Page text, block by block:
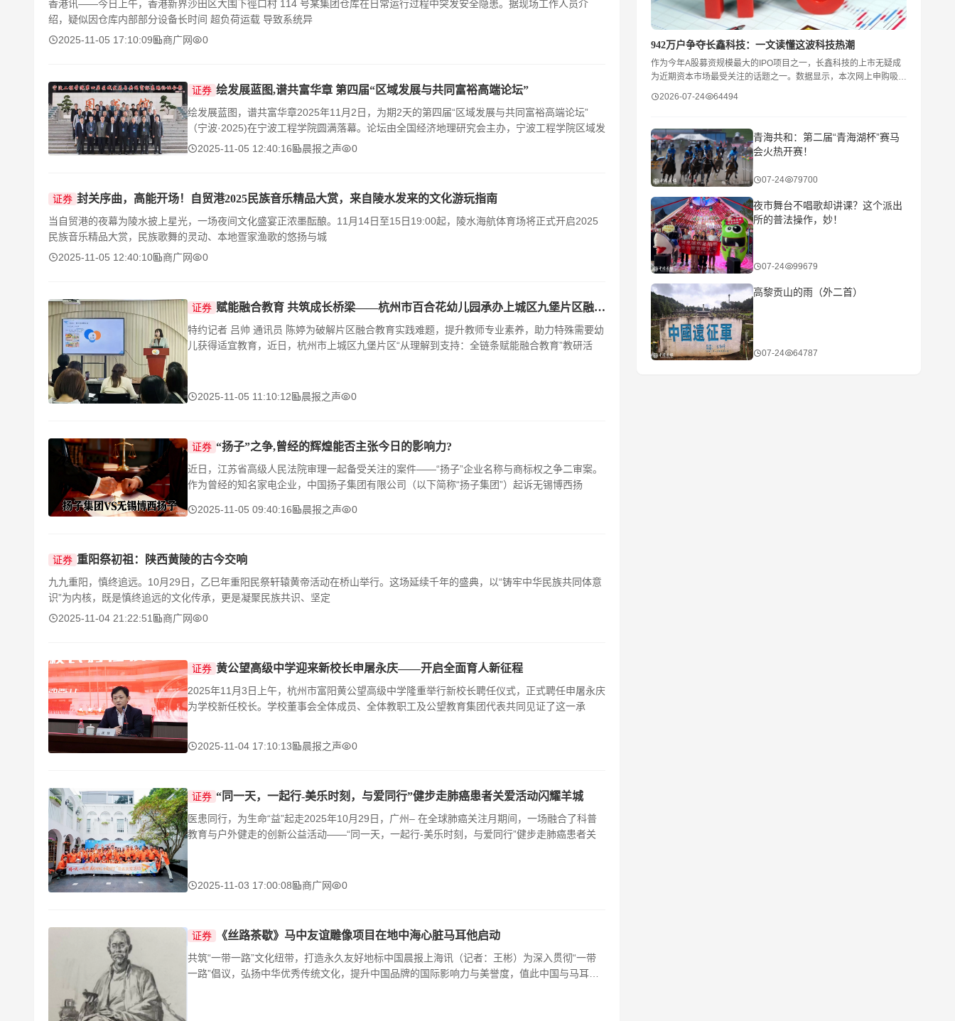
香港讯——今日上午，香港新界沙田区大围下徑口村 114 号某集团仓库在日常运行过程中突发安全隐患。据现场工作人员介
绍，疑似因仓库内部部分设备长时间 超负荷运载 导致系统异
2025-11-05 17:10:09
商广网 0
证券 绘发展蓝图,谱共富华章 第四届“区域发展与共同富裕高端论坛”
绘发展蓝图，谱共富华章2025年11月2日，为期2天的第四届“区域发展与共同富裕高端论坛”
（宁波·2025)在宁波工程学院圆满落幕。论坛由全国经济地理研究会主办，宁波工程学院区域发
2025-11-05 12:40:16
晨报之声 0
证券 封关序曲，高能开场！自贸港2025民族音乐精品大赏，来自陵水发来的文化游玩指南
当自贸港的夜幕为陵水披上星光，一场夜间文化盛宴正浓墨酝酿。11月14日至15日19:00起，陵水海航体育场将正式开启2025
民族音乐精品大赏，民族歌舞的灵动、本地疍家渔歌的悠扬与城
2025-11-05 12:40:10
商广网 0
证券 赋能融合教育 共筑成长桥梁——杭州市百合花幼儿园承办上城区九堡片区融合教育研讨会
特约记者 吕帅 通讯员 陈婷为破解片区融合教育实践难题，提升教师专业素养，助力特殊需要幼
儿获得适宜教育，近日，杭州市上城区九堡片区“从理解到支持：全链条赋能融合教育”教研活
2025-11-05 11:10:12 晨报之声 0
证券 “扬子”之争,曾经的辉煌能否主张今日的影响力?
近日，江苏省高级人民法院审理一起备受关注的案件——“扬子”企业名称与商标权之争二审案。
作为曾经的知名家电企业，中国扬子集团有限公司（以下简称“扬子集团”）起诉无锡博西扬
2025-11-05 09:40:16 晨报之声 0
证券 重阳祭初祖：陕西黄陵的古今交响
九九重阳，慎终追远。10月29日，乙巳年重阳民祭轩辕黄帝活动在桥山举行。这场延续千年的盛典，以“铸牢中华民族共同体意
识”为内核，既是慎终追远的文化传承，更是凝聚民族共识、坚定
2025-11-04 21:22:51
商广网 0
证券 黄公望高级中学迎来新校长申屠永庆——开启全面育人新征程
2025年11月3日上午，杭州市富阳黄公望高级中学隆重举行新校长聘任仪式，正式聘任申屠永庆
为学校新任校长。学校董事会全体成员、全体教职工及公望教育集团代表共同见证了这一承
2025-11-04 17:10:13 晨报之声 0
证券 “同一天，一起行-美乐时刻，与爱同行”健步走肺癌患者关爱活动闪耀羊城
医患同行，为生命“益”起走2025年10月29日，广州– 在全球肺癌关注月期间，一场融合了科普
教育与户外健走的创新公益活动——“同一天，一起行-美乐时刻，与爱同行”健步走肺癌患者关
2025-11-03 17:00:08 商广网 0
证券 《丝路茶歇》马中友谊雕像项目在地中海心脏马耳他启动
共筑“一带一路”文化纽带，打造永久友好地标中国晨报上海讯（记者：王彬）为深入贯彻“一带
一路”倡议，弘扬中华优秀传统文化，提升中国品牌的国际影响力与美誉度，值此中国与马耳他
942万户争夺长鑫科技：一文读懂这波科技热潮
作为今年A股募资规模最大的IPO项目之一，长鑫科技的上市无疑成
为近期资本市场最受关注的话题之一。数据显示，本次网上申购吸引
2026-07-24 64494
青海共和：第二届“青海湖杯”赛马
会火热开赛！
07-24 79700
夜市舞台不唱歌却讲课？这个派出
所的普法操作，妙！
07-24 99679
​高黎贡山的雨（外二首）
07-24 64787